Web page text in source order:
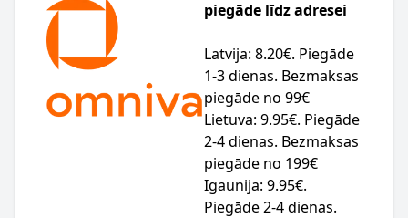
piegāde līdz adresei
Latvija: 8.20€. Piegāde
1-3 dienas. Bezmaksas
piegāde no 99€
Lietuva: 9.95€. Piegāde
2-4 dienas. Bezmaksas
piegāde no 199€
Igaunija: 9.95€.
Piegāde 2-4 dienas.